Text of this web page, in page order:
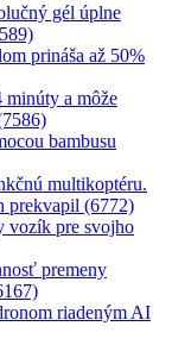
gél úplne
prináša až 50%
minúty a môže
bambusu
multikoptéru.
prekvapil (6772)
vozík pre svojho
premeny
riadeným AI